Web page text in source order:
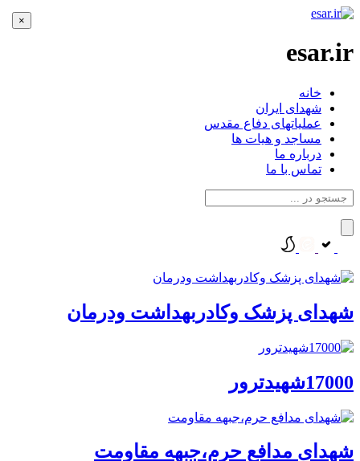
esar.ir
خانه
شهدای ایران
عملیاتهای دفاع مقدس
مساجد و هیات ها
درباره ما
تماس با ما
شهدای پزشک وکادربهداشت ودرمان
17000شهیدترور
شهدای مدافع حرم،جبهه مقاومت
×